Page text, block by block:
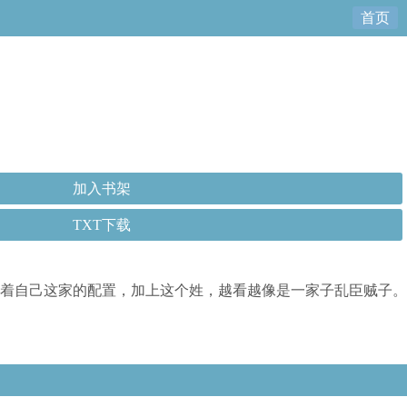
首页
加入书架
TXT下载
己这家的配置，加上这个姓，越看越像是一家子乱臣贼子。